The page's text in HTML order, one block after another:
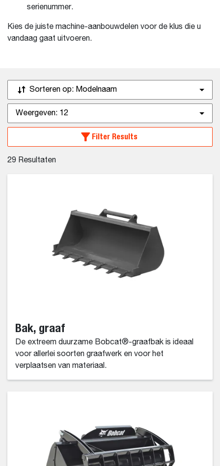
serienummer.
Kies de juiste machine-aanbouwdelen voor de klus die u
vandaag gaat uitvoeren.
Sorteren op: Modelnaam
Weergeven: 12
Filter Results
29 Resultaten
Bak, graaf
De extreem duurzame Bobcat®-graafbak is ideaal
voor allerlei soorten graafwerk en voor het
verplaatsen van materiaal.